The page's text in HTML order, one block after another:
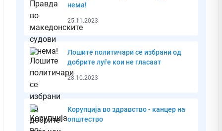
нема!
25.11.2023
Лошите политичари се избрани од
добрите луѓе кои не гласаат
28.10.2023
Корупција во здравство - канцер на
општество